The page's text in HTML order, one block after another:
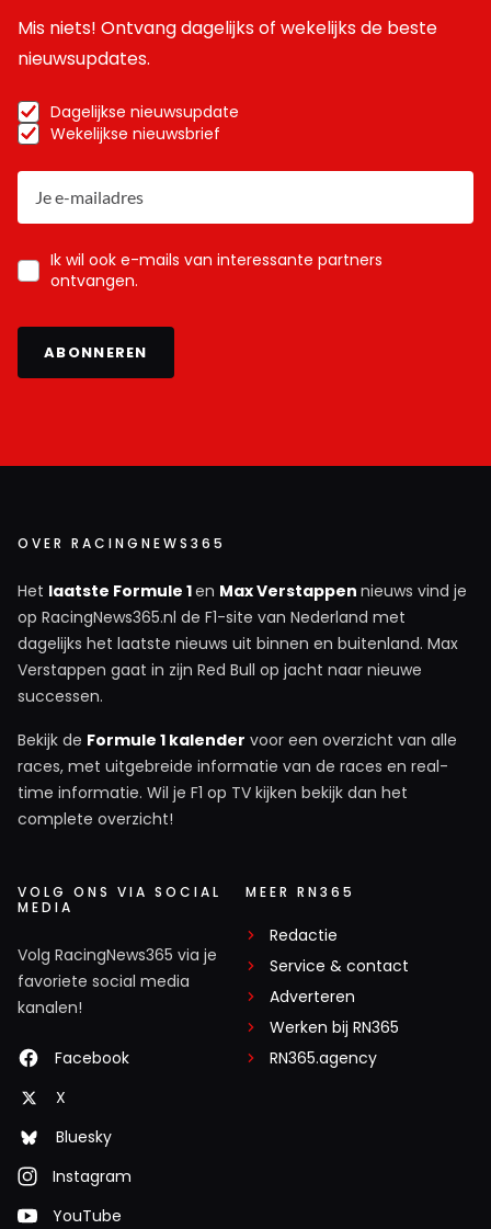
Mis niets! Ontvang dagelijks of wekelijks de beste
nieuwsupdates.
Dagelijkse nieuwsupdate
Wekelijkse nieuwsbrief
Ik wil ook e-mails van interessante partners
ontvangen.
ABONNEREN
OVER RACINGNEWS365
Het laatste Formule 1en Max Verstappen nieuws vind je
op RacingNews365.nl de F1-site van Nederland met
dagelijks het laatste nieuws uit binnen en buitenland. Max
Verstappen gaat in zijn Red Bull op jacht naar nieuwe
successen.
Bekijk de Formule 1 kalender voor een overzicht van alle
races, met uitgebreide informatie van de races en real-
time informatie. Wil je F1 op TV kijken bekijk dan het
complete overzicht!
VOLG ONS VIA SOCIAL
MEDIA
Volg RacingNews365 via je
favoriete social media
kanalen!
Facebook
X
Bluesky
Instagram
YouTube
MEER RN365
Redactie
Service & contact
Adverteren
Werken bij RN365
RN365.agency